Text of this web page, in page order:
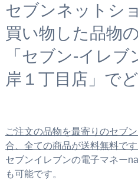
セブンネットシ
買い物した品物
「セブン‐イレ
岸１丁目店」で
ご注文の品物を最寄りのセブ
合、全ての商品が送料無料です
セブンイレブンの電子マネー
も可能です。